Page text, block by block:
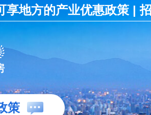
享地方的产业优惠政策 |
策